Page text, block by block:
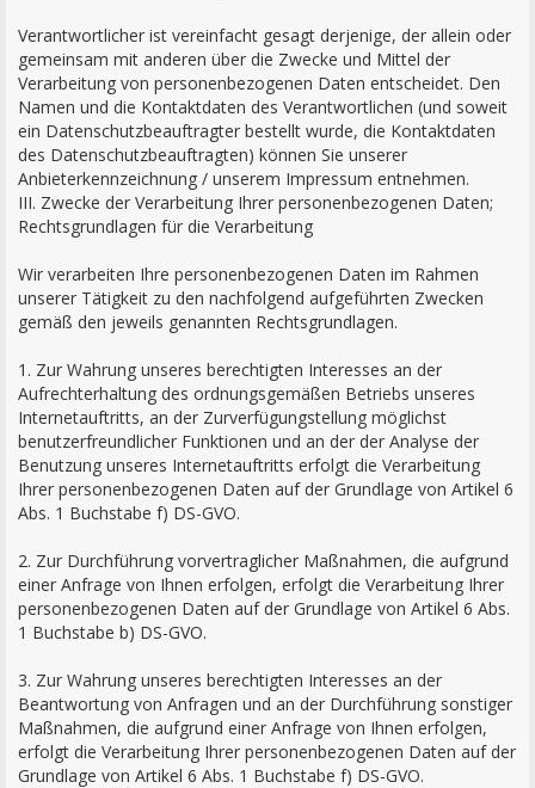
Verantwortlicher ist vereinfacht gesagt derjenige, der allein oder
gemeinsam mit anderen über die Zwecke und Mittel der
Verarbeitung von personenbezogenen Daten entscheidet. Den
Namen und die Kontaktdaten des Verantwortlichen (und soweit
ein Datenschutzbeauftragter bestellt wurde, die Kontaktdaten
des Datenschutzbeauftragten) können Sie unserer
Anbieterkennzeichnung / unserem Impressum entnehmen.
III. Zwecke der Verarbeitung Ihrer personenbezogenen Daten;
Rechtsgrundlagen für die Verarbeitung
Wir verarbeiten Ihre personenbezogenen Daten im Rahmen
unserer Tätigkeit zu den nachfolgend aufgeführten Zwecken
gemäß den jeweils genannten Rechtsgrundlagen.
1. Zur Wahrung unseres berechtigten Interesses an der
Aufrechterhaltung des ordnungsgemäßen Betriebs unseres
Internetauftritts, an der Zurverfügungstellung möglichst
benutzerfreundlicher Funktionen und an der der Analyse der
Benutzung unseres Internetauftritts erfolgt die Verarbeitung
Ihrer personenbezogenen Daten auf der Grundlage von Artikel 6
Abs. 1 Buchstabe f) DS-GVO.
2. Zur Durchführung vorvertraglicher Maßnahmen, die aufgrund
einer Anfrage von Ihnen erfolgen, erfolgt die Verarbeitung Ihrer
personenbezogenen Daten auf der Grundlage von Artikel 6 Abs.
1 Buchstabe b) DS-GVO.
3. Zur Wahrung unseres berechtigten Interesses an der
Beantwortung von Anfragen und an der Durchführung sonstiger
Maßnahmen, die aufgrund einer Anfrage von Ihnen erfolgen,
erfolgt die Verarbeitung Ihrer personenbezogenen Daten auf der
Grundlage von Artikel 6 Abs. 1 Buchstabe f) DS-GVO.